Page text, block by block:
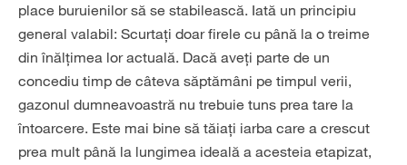
place buruienilor să se stabilească. Iată un principiu
general valabil: Scurtați doar firele cu până la o treime
din înălțimea lor actuală. Dacă aveți parte de un
concediu timp de câteva săptămâni pe timpul verii,
gazonul dumneavoastră nu trebuie tuns prea tare la
întoarcere. Este mai bine să tăiați iarba care a crescut
prea mult până la lungimea ideală a acesteia etapizat,